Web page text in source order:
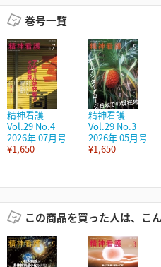
巻号一覧
精神看護
Vol.29 No.4
2026年 07月号
¥1,650
精神看護
Vol.29 No.3
2026年 05月号
¥1,650
この商品を買った人は、こ